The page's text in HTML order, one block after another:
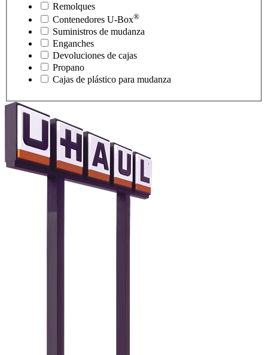
Remolques
Contenedores U-Box®
Suministros de mudanza
Enganches
Devoluciones de cajas
Propano
Cajas de plástico para mudanza